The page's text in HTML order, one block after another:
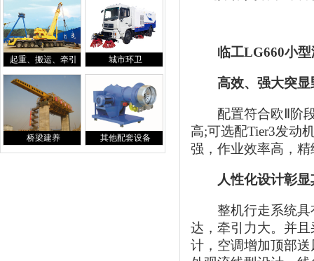
起重、搬运、牵引 城市环卫
桥梁建养 其他配套设备
临工LG660小
高效、强大突显
配置符合欧Ⅱ阶
高;可选配Tier3发动
强，作业效率高，
人性化设计彰
整机行走系统
达，牵引力大。并
计，空调增加顶部